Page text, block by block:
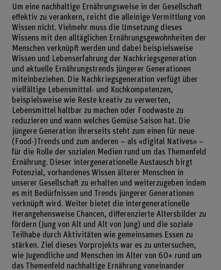
Um eine nachhaltige Ernährungsweise in der Gesellschaft
effektiv zu verankern, reicht die alleinige Vermittlung von
Wissen nicht. Vielmehr muss die Umsetzung dieses
Wissens mit den alltäglichen Ernährungsgewohnheiten der
Menschen verknüpft werden und dabei beispielsweise
Wissen und Lebenserfahrung der Nachkriegsgeneration
und aktuelle Ernährungstrends jüngerer Generationen
miteinbeziehen. Die Nachkriegsgeneration verfügt über
vielfältige Lebensmittel- und Kochkompetenzen,
beispielsweise wie Reste kreativ zu verwerten,
Lebensmittel haltbar zu machen oder Foodwaste zu
reduzieren und wann welches Gemüse Saison hat. Die
jüngere Generation ihrerseits steht zum einen für neue
(Food-)Trends und zum anderen – als «digital Natives» –
für die Rolle der sozialen Medien rund um das Themenfeld
Ernährung. Dieser intergenerationelle Austausch birgt
Potenzial, vorhandenes Wissen älterer Menschen in
unserer Gesellschaft zu erhalten und weiterzugeben indem
es mit Bedürfnissen und Trends jüngerer Generationen
verknüpft wird. Weiter bietet die intergenerationelle
Herangehensweise Chancen, differenzierte Altersbilder zu
fördern (Jung von Alt und Alt von Jung) und die soziale
Teilhabe durch Aktivitäten wie gemeinsames Essen zu
stärken. Ziel dieses Vorprojekts war es zu untersuchen,
wie Jugendliche und Menschen im Alter von 60+ rund um
das Themenfeld nachhaltige Ernährung voneinander